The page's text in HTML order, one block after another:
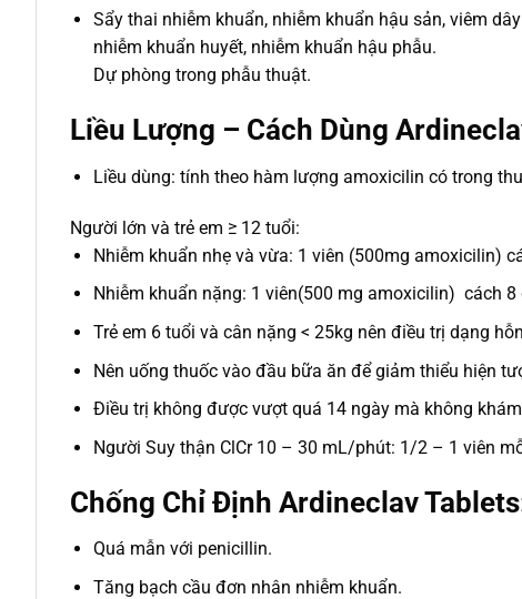
Sẩy thai nhiễm khuẩn, nhiễm khuẩn hậu sản, viêm
nhiễm khuẩn huyết, nhiễm khuẩn hậu phẫu.
Dự phòng trong phẫu thuật.
Liều Lượng – Cách Dùng
Liều dùng: tính theo hàm lượng amoxicilin có trong
Người lớn và trẻ em ≥ 12 tuổi:
Nhiễm khuẩn nhẹ và vừa: 1 viên (500mg amoxicilin)
Nhiễm khuẩn nặng: 1 viên(500 mg amoxicilin) cách
Trẻ em 6 tuổi và cân nặng < 25kg nên điều trị dạng
Nên uống thuốc vào đầu bữa ăn để giảm thiểu hiện
Điều trị không được vượt quá 14 ngày mà không
Người Suy thận ClCr 10 – 30 mL/phút: 1/2 – 1 viên
Chống Chỉ Định Ardineclav
Quá mẫn với penicillin.
Tăng bạch cầu đơn nhân nhiễm khuẩn.